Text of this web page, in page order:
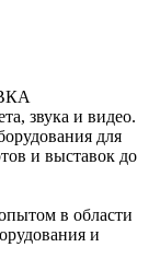
звука и видео.
для
и выставок до
в области
и